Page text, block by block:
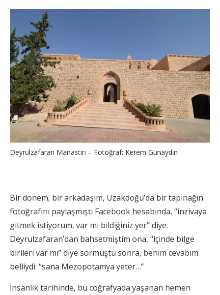
Deyrulzafaran Manastırı – Fotoğraf: Kerem Günaydın
Bir dönem, bir arkadaşım, Uzakdoğu’da bir tapınağın
fotoğrafını paylaşmıştı Facebook hesabında, “inzivaya
gitmek istiyorum, var mı bildiğiniz yer” diye.
Deyrulzafaran’dan bahsetmiştim ona, “içinde bilge
birileri var mı” diye sormuştu sonra, benim cevabım
belliydi: “sana Mezopotamya yeter…”
İnsanlık tarihinde, bu coğrafyada yaşanan hemen